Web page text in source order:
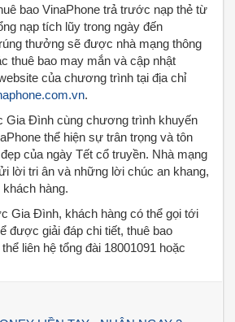
bao VinaPhone trả trước nạp thẻ từ
nạp tích lũy trong ngày đến
thưởng sẽ được nhà mạng thông
thuê bao may mắn và cập nhật
của chương trình tại địa chỉ
.
Gia Đình cùng chương trình khuyến
thể hiện sự trân trọng và tôn
của ngày Tết cổ truyền. Nhà mạng
lời tri ân và những lời chúc an khang,
hàng.
Gia Đình, khách hàng có thể gọi tới
được giải đáp chi tiết, thuê bao
liên hệ tổng đài 18001091 hoặc